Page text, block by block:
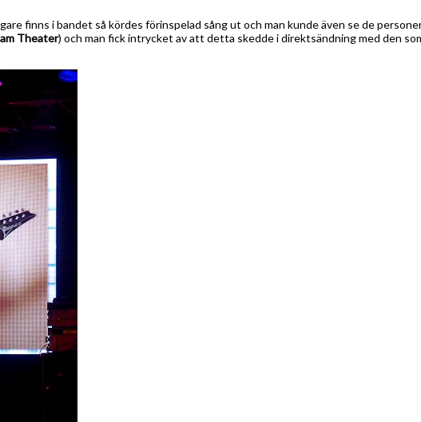
finns i bandet så kördes förinspelad sång ut och man kunde även se de
Theater) och man fick intrycket av att detta skedde i direktsändning med den